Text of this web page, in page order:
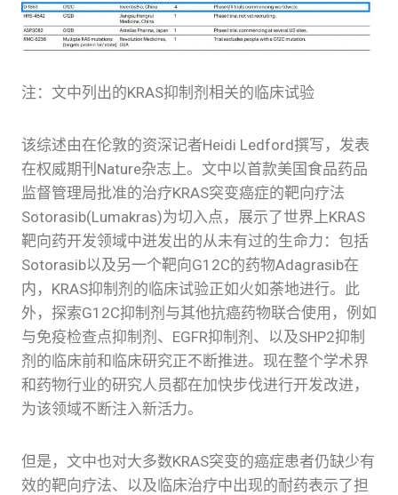
注：文中列出的KRAS抑制剂相关的临床试验
该综述由在伦敦的资深记者Heidi Ledford撰写，发表
在权威期刊Nature杂志上。文中以首款美国食品药品
监督管理局批准的治疗KRAS突变癌症的靶向疗法
Sotorasib(Lumakras)为切入点，展示了世界上KRAS
靶向药开发领域中迸发出的从未有过的生命力：包括
Sotorasib以及另一个靶向G12C的药物Adagrasib在
内，KRAS抑制剂的临床试验正如火如荼地进行。此
外，探索G12C抑制剂与其他抗癌药物联合使用，例如
与免疫检查点抑制剂、EGFR抑制剂、以及SHP2抑制
剂的临床前和临床研究正不断推进。现在整个学术界
和药物行业的研究人员都在加快步伐进行开发改进，
为该领域不断注入新活力。
但是，文中也对大多数KRAS突变的癌症患者仍缺少有
效的靶向疗法、以及临床治疗中出现的耐药表示了担